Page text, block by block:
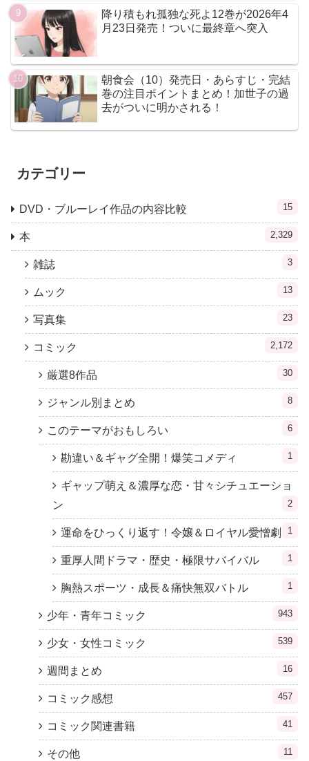
降り積もれ孤独な死よ12巻が2026年4
月23日発売！ついに最終章へ突入
朝食会（10）発売日・あらすじ・完結
巻の注目ポイントまとめ！加世子の過
去がついに明かされる！
カテゴリー
DVD・ブルーレイ作品の内容比較 15
本 2,329
雑誌 3
ムック 13
写真集 23
コミック 2,172
厳選8作品 30
ジャンル別まとめ 8
このテーマがおもしろい 6
勘違い＆ギャグ全開！爆笑コメディ 1
ギャップ萌え＆濃厚な恋・甘々シチュエーショ
ン
2
運命をひっくり返す！令嬢＆ロイヤル愛憎劇 1
重厚人間ドラマ・歴史・極限サバイバル 1
胸熱スポーツ・成長＆痛快無双バトル 1
少年・青年コミック 943
少女・女性コミック 539
週間まとめ 16
コミック感想 457
コミック関連書籍 41
その他 11